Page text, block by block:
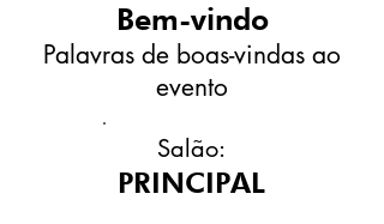
Bem-vindo
Palavras de boas-vindas ao
evento
Salão:
PRINCIPAL